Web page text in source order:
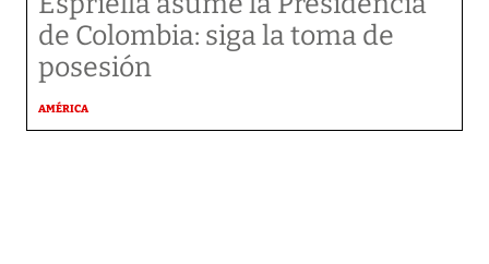
de Colombia: siga la toma de
posesión
AMÉRICA